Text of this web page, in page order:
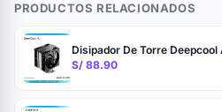
PRODUCTOS RELACIONADOS
Disipador De Torre
S/ 88.90